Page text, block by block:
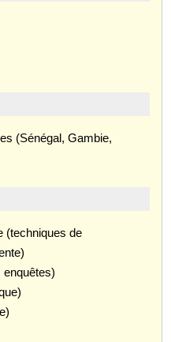
(Sénégal, Gambie,
(techniques de